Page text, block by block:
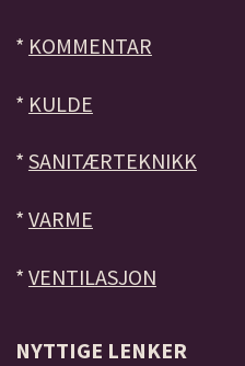
* KOMMENTAR
* KULDE
* SANITÆRTEKNIKK
* VARME
* VENTILASJON
NYTTIGE LENKER